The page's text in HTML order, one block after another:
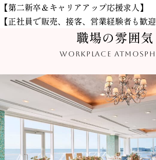
【第二新卒＆キャリアアップ応援求人】
【正社員で販売、接客、営業経験者も歓迎
職場の雰囲気
WORKPLACE